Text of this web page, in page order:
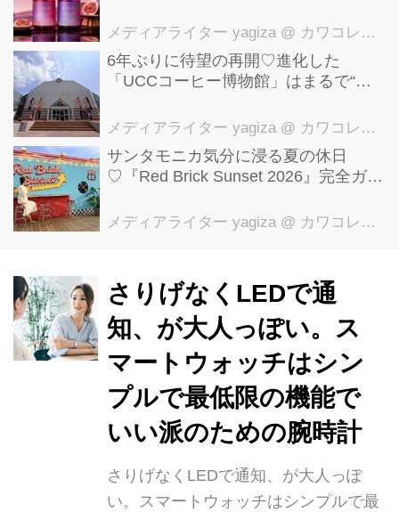
メディアライター yagiza @ カワコレメディア編集部
6年ぶりに待望の再開♡進化した
「UCCコーヒー博物館」はまるで“コ
貌を公開
メディアライター yagiza @ カワコレメディア編集部
サンタモニカ気分に浸る夏の休日
♡『Red Brick Sunset 2026』完全ガイ
メディアライター yagiza @ カワコレメディア編集部
さりげなくLEDで通
知、が大人っぽい。ス
マートウォッチはシン
プルで最低限の機能で
いい派のための腕時計
さりげなくLEDで通知、が大人っぽ
い。スマートウォッチはシンプルで最